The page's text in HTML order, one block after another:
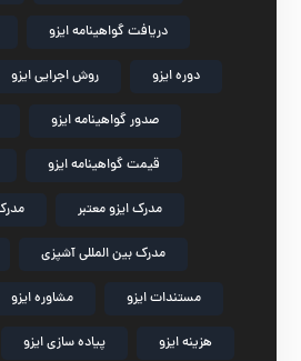
دریافت گواهینامه ایزو
دوره ایزو روش اجرایی ایزو
صدور گواهینامه ایزو
قیمت گواهینامه ایزو
مدرک ایزو معتبر
مدرک بین المللی آشپزی
مستندات ایزو مشاوره ایزو
هزینه ایزو پیاده سازی ایزو